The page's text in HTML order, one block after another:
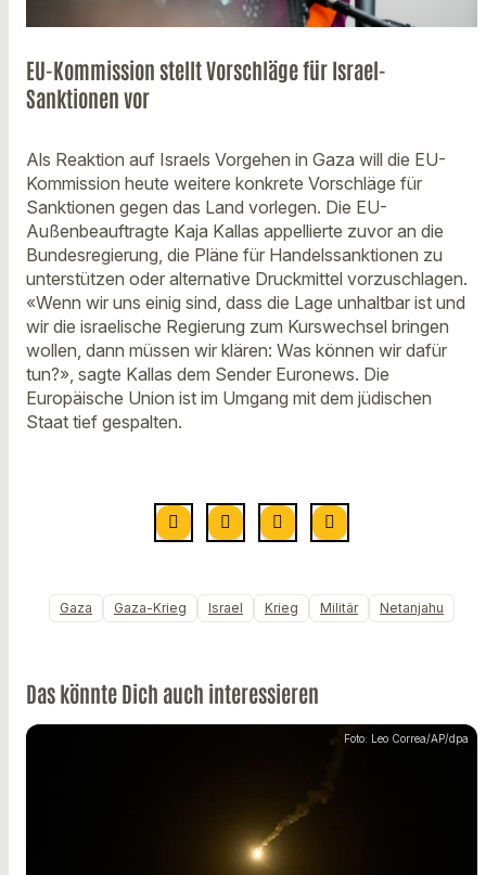
EU-Kommission stellt Vorschläge für Israel-
Sanktionen vor
Als Reaktion auf Israels Vorgehen in Gaza will die EU-
Kommission heute weitere konkrete Vorschläge für
Sanktionen gegen das Land vorlegen. Die EU-
Außenbeauftragte Kaja Kallas appellierte zuvor an die
Bundesregierung, die Pläne für Handelssanktionen zu
unterstützen oder alternative Druckmittel vorzuschlagen.
«Wenn wir uns einig sind, dass die Lage unhaltbar ist und
wir die israelische Regierung zum Kurswechsel bringen
wollen, dann müssen wir klären: Was können wir dafür
tun?», sagte Kallas dem Sender Euronews. Die
Europäische Union ist im Umgang mit dem jüdischen
Staat tief gespalten.
Gaza Gaza-Krieg Israel Krieg Militär Netanjahu
Das könnte Dich auch interessieren
Foto: Leo Correa/AP/dpa